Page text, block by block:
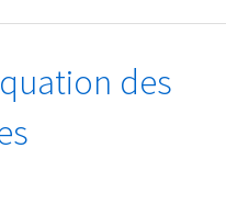
des